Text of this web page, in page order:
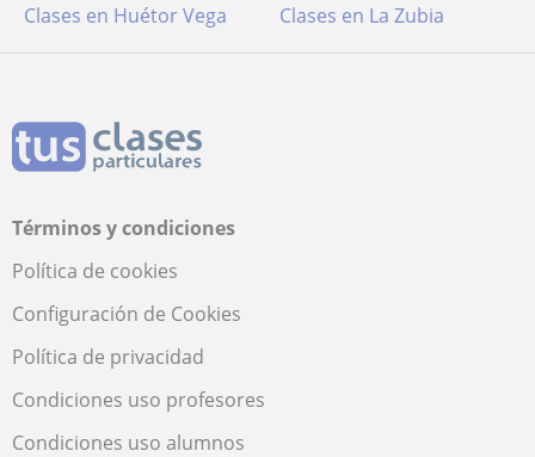
Clases en Huétor Vega
Clases en La Zubia
Términos y condiciones
Política de cookies
Configuración de Cookies
Política de privacidad
Condiciones uso profesores
Condiciones uso alumnos